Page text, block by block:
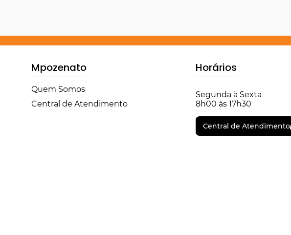
Mpozenato
Quem Somos
Central de Atendimento
Horários
Segunda à Sexta
8h00 às 17h30
Central de Atendimento